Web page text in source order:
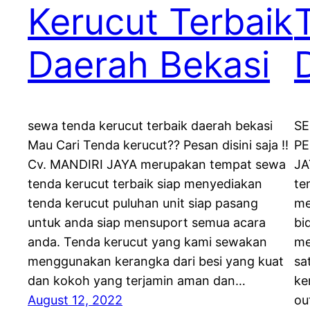
Kerucut Terbaik
Daerah Bekasi
sewa tenda kerucut terbaik daerah bekasi
Mau Cari Tenda kerucut?? Pesan disini saja !!
Cv. MANDIRI JAYA merupakan tempat sewa
tenda kerucut terbaik siap menyediakan
tenda kerucut puluhan unit siap pasang
untuk anda siap mensuport semua acara
anda. Tenda kerucut yang kami sewakan
menggunakan kerangka dari besi yang kuat
dan kokoh yang terjamin aman dan…
August 12, 2022